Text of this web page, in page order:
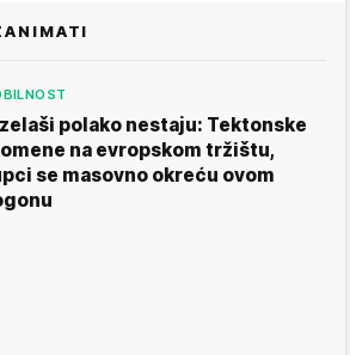
polako nestaju: Tektonske
na evropskom tržištu,
se masovno okreću ovom